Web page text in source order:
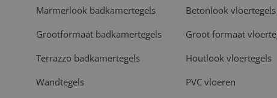
Marmerlook badkamertegels
Grootformaat badkamertegels
Terrazzo badkamertegels
Wandtegels
Betonlook vloertegels
Groot formaat
Houtlook vloertegels
PVC vloeren